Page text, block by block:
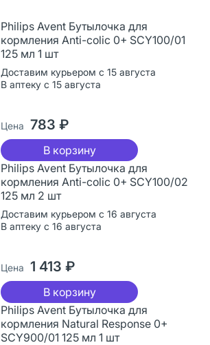
Philips Avent Бутылочка для
кормления Anti-colic 0+ SCY100/01
125 мл 1 шт
Доставим курьером с 15 августа
В аптеку с 15 августа
Цена 783 ₽
В корзину
Philips Avent Бутылочка для
кормления Anti-colic 0+ SCY100/02
125 мл 2 шт
Доставим курьером с 16 августа
В аптеку с 16 августа
Цена 1 413 ₽
В корзину
Philips Avent Бутылочка для
кормления Natural Response 0+
SCY900/01 125 мл 1 шт